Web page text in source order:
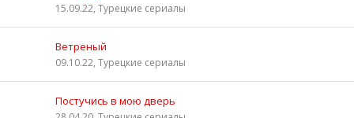
15.09.22, Турецкие сериалы
Ветреный
09.10.22, Турецкие сериалы
Постучись в мою дверь